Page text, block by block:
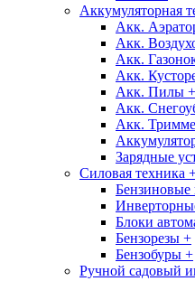
Аккумуляторная
Акк.
Акк.
Акк.
Акк.
Акк. Пилы +
Акк.
Акк.
Зарядные
Силовая техника
Бензиновые
Блоки
Бензорезы +
Бензобуры +
Ручной садовый